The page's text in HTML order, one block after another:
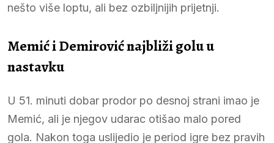
nešto više loptu, ali bez ozbiljnijih prijetnji.
Memić i Demirović najbliži golu u
nastavku
U 51. minuti dobar prodor po desnoj strani imao je
Memić, ali je njegov udarac otišao malo pored
gola. Nakon toga uslijedio je period igre bez pravih